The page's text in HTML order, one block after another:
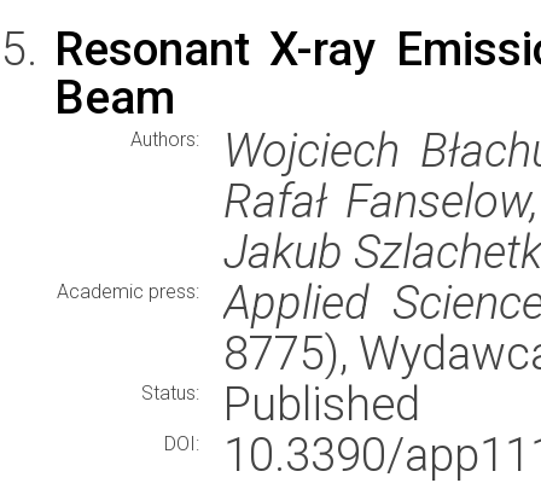
Resonant X-ray
Beam
Authors:
Wojciech
Rafał
Jakub
Academic press:
Applied
8775),
Status: Published
DOI:
10.3390/